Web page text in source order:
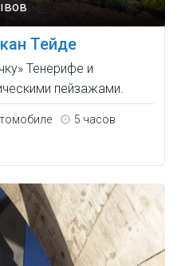
Тейде
Тенерифе и
пейзажами.
5 часов